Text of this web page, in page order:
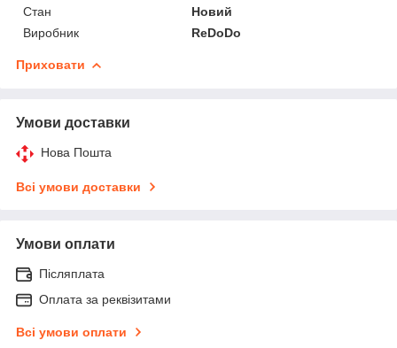
Стан
Новий
Виробник
ReDoDo
Приховати
Умови доставки
Нова Пошта
Всі умови доставки
Умови оплати
Післяплата
Оплата за реквізитами
Всі умови оплати